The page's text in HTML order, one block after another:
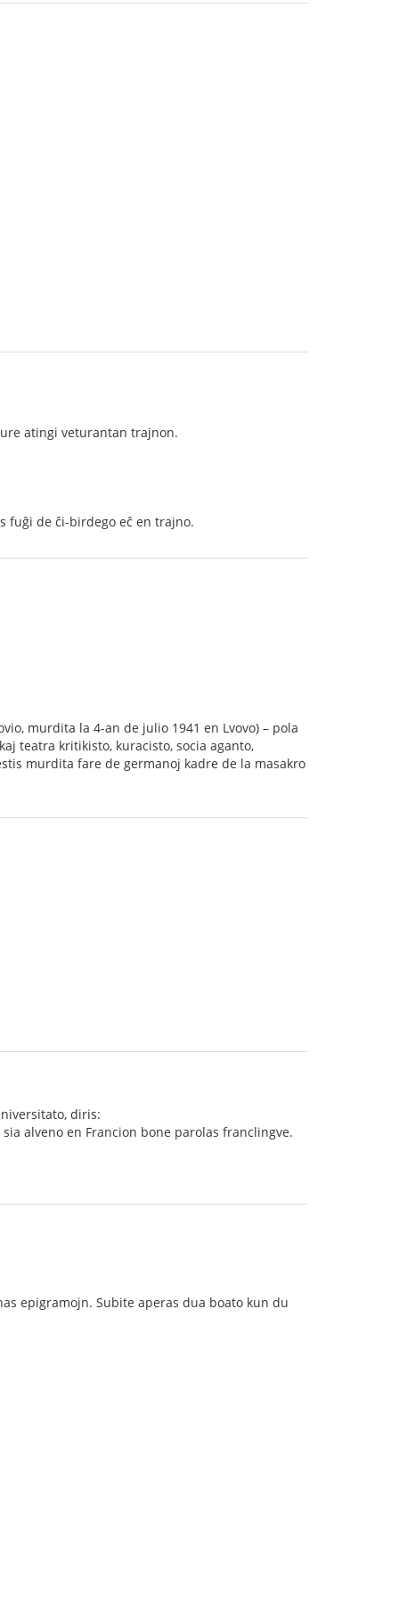
atingi veturantan trajnon.
fuĝi de ĉi-birdego eĉ en trajno.
murdita la 4-an de julio 1941 en Lvovo) – pola
teatra kritikisto, kuracisto, socia aganto,
murdita fare de germanoj kadre de la masakro
diris:
alveno en Francion bone parolas franclingve.
epigramojn. Subite aperas dua boato kun du